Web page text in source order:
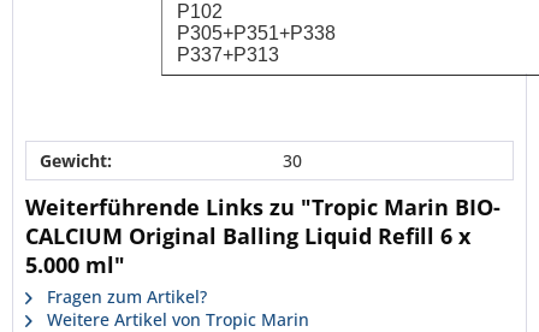
P102
P305+P351+P338
P337+P313
Gewicht: 30
Weiterführende Links zu "Tropic Marin BIO-
CALCIUM Original Balling Liquid Refill 6 x
5.000 ml"
Fragen zum Artikel?
Weitere Artikel von Tropic Marin